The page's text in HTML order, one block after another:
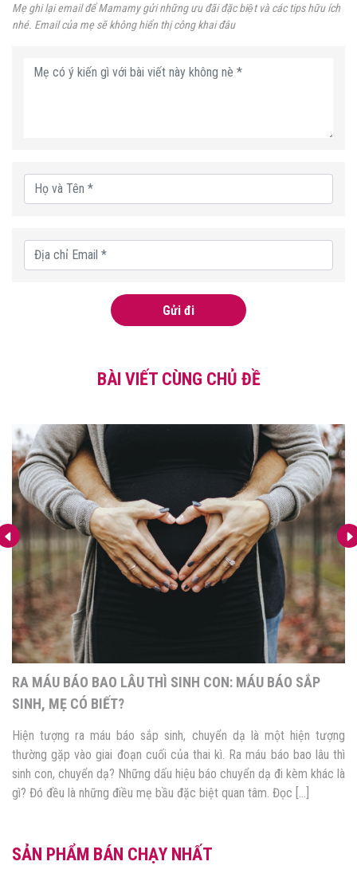
Mẹ ghi lại email để Mamamy gửi những ưu đãi đặc biệt và các tips hữu ích
nhé. Email của mẹ sẽ không hiển thị công khai đâu
Gửi đi
BÀI VIẾT CÙNG CHỦ ĐỀ
CHUYỂN DẠ GIẢ VÀ NHỮNG ĐIỀU MẸ CẦN BIẾT
Gần đến ngày sinh hiện tượng chuyển dạ giả cũng thường xuyên
diễn ra. Với các mẹ bầu cuối thai kỳ, chỉ cần có bất kỳ một dấu
hiệu chuyển dạ nào cũng có thể làm mẹ bầu lo lắng, hoang mang.
Vậy làm sao để hiểu được rằng mình đang chuyển dạ giả hay […]
SẢN PHẨM BÁN CHẠY NHẤT